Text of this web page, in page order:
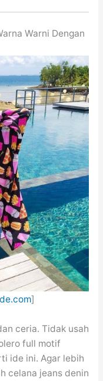
Warni Dengan
]
ceria. Tidak usah
full motif
ide ini. Agar lebih
celana jeans denin